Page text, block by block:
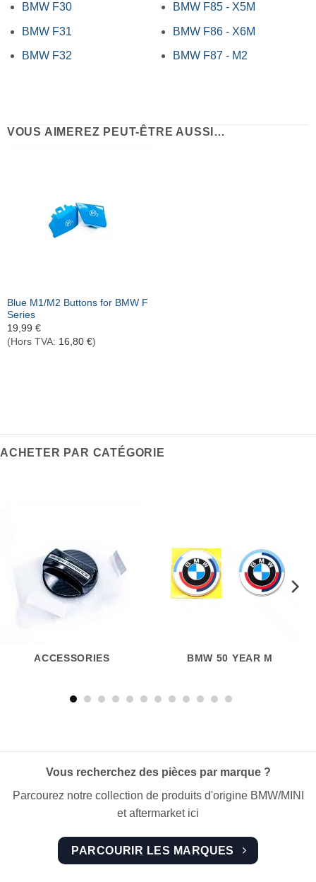
BMW F30
BMW F31
BMW F32
BMW F85 - X5M
BMW F86 - X6M
BMW F87 - M2
VOUS AIMEREZ PEUT-ÊTRE AUSSI…
Blue M1/M2 Buttons for BMW F
Series
19,99 €
(Hors TVA: 16,80 €)
ACHETER PAR CATÉGORIE
ACCESSORIES BMW 50 YEAR M
Vous recherchez des pièces par marque ?
Parcourez notre collection de produits d'origine BMW/MINI
et aftermarket ici
PARCOURIR LES MARQUES